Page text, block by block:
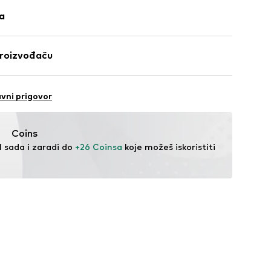
za remen
308prigovor
Coins
sada i zaradi do +26 Coinsa koje možeš iskoristiti